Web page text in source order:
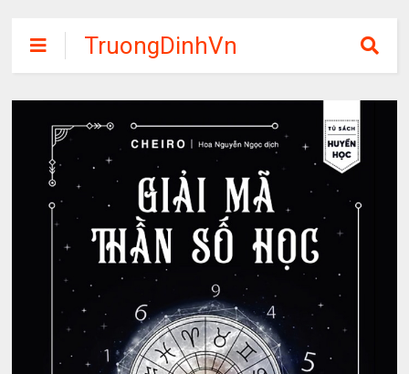
TruongDinhVn
Chia sẽ ebook,
các khóa học,
phần mềm học
tập miễn phí